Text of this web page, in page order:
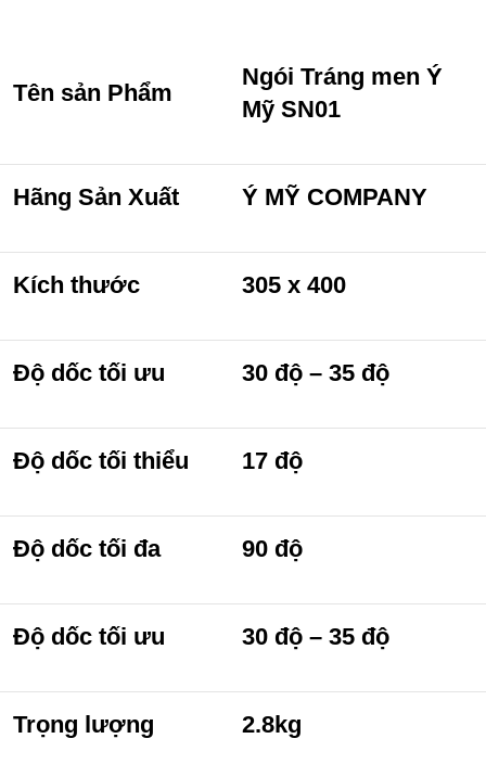
Tên sản Phẩm
Ngói Tráng men Ý
Mỹ SN01
Hãng Sản Xuất Ý MỸ COMPANY
Kích thước 305 x 400
Độ dốc tối ưu 30 độ – 35 độ
Độ dốc tối thiểu 17 độ
Độ dốc tối đa 90 độ
Độ dốc tối ưu 30 độ – 35 độ
Trọng lượng 2.8kg